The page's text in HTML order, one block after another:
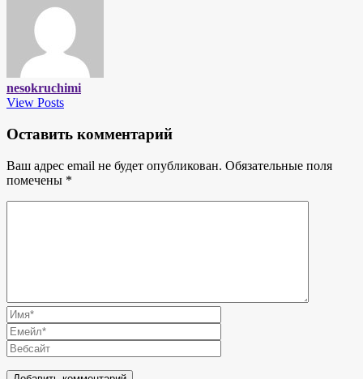
nesokruchimi
View Posts
Оставить комментарий
Ваш адрес email не будет опубликован. Обязательные поля
помечены *